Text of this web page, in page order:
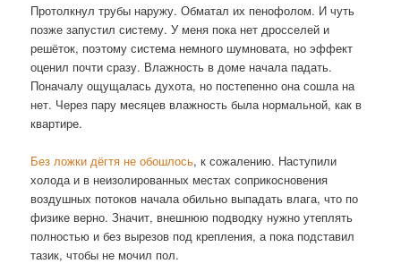
Протолкнул трубы наружу. Обматал их пенофолом. И чуть
позже запустил систему. У меня пока нет дросселей и
решёток, поэтому система немного шумновата, но эффект
оценил почти сразу. Влажность в доме начала падать.
Поначалу ощущалась духота, но постепенно она сошла на
нет. Через пару месяцев влажность была нормальной, как в
квартире.
Без ложки дёгтя не обошлось, к сожалению. Наступили
холода и в неизолированных местах соприкосновения
воздушных потоков начала обильно выпадать влага, что по
физике верно. Значит, внешнюю подводку нужно утеплять
полностью и без вырезов под крепления, а пока подставил
тазик, чтобы не мочил пол.